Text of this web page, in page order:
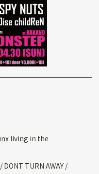
living in the
DONT TURN AWAY /